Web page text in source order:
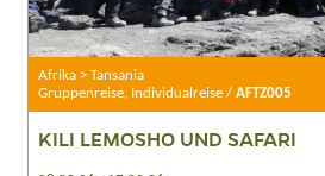
Afrika > Tansania
Gruppenreise, Individualreise / AFTZ005
KILI LEMOSHO UND SAFARI